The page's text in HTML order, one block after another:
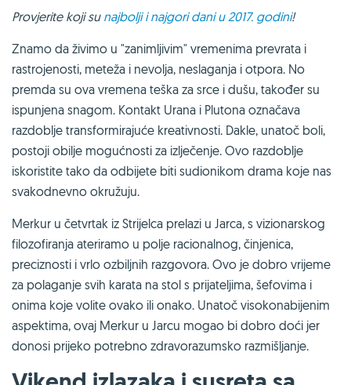
Provjerite koji su najbolji i najgori dani u 2017. godini!
Znamo da živimo u "zanimljivim" vremenima prevrata i
rastrojenosti, meteža i nevolja, neslaganja i otpora. No
premda su ova vremena teška za srce i dušu, također su
ispunjena snagom. Kontakt Urana i Plutona označava
razdoblje transformirajuće kreativnosti. Dakle, unatoč boli,
postoji obilje mogućnosti za izlječenje. Ovo razdoblje
iskoristite tako da odbijete biti sudionikom drama koje nas
svakodnevno okružuju.
Merkur u četvrtak iz Strijelca prelazi u Jarca, s vizionarskog
filozofiranja ateriramo u polje racionalnog, činjenica,
preciznosti i vrlo ozbiljnih razgovora. Ovo je dobro vrijeme
za polaganje svih karata na stol s prijateljima, šefovima i
onima koje volite ovako ili onako. Unatoč visokonabijenim
aspektima, ovaj Merkur u Jarcu mogao bi dobro doći jer
donosi prijeko potrebno zdravorazumsko razmišljanje.